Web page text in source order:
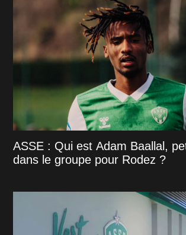
ASSE : Qui est Adam Baallal,
dans le groupe pour Rodez ?